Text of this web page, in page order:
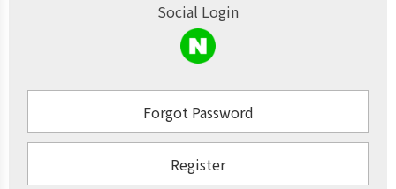
Social Login
Forgot Password
Register